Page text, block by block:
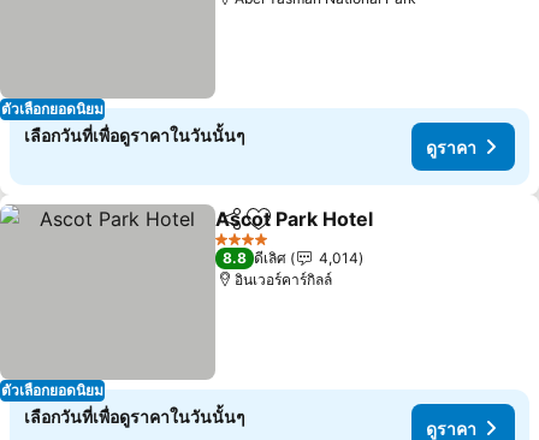
ตัวเลือกยอดนิยม
เลือกวันที่เพื่อดูราคาในวันนั้นๆ
ดูราคา
ตัวเลือกยอดนิยม
แชร์ เพิ่มในรายการโปรด
Ascot Park Hotel
4 ดาว
8.8 ดีเลิศ
4,014
อินเวอร์คาร์กิลล์
เลือกวันที่เพื่อดูราคาในวันนั้นๆ
ดูราคา